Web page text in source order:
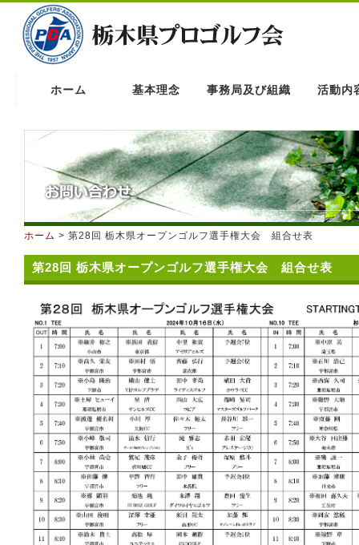
ホーム 基本理念 事務局及び組織 活動内
ホーム > 第28回 栃木県オープンゴルフ選手権大会 組合せ表
第28回 栃木県オープンゴルフ選手権大会 組合せ表